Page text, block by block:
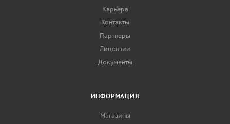
Карьера
Контакты
Партнеры
Лицензии
Документы
ИНФОРМАЦИЯ
Магазины